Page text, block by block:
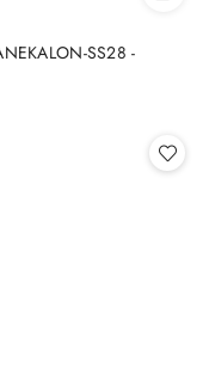
SS28 -